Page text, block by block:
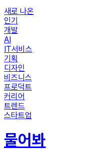
새로 나온
인기
개발
AI
IT서비스
기획
디자인
비즈니스
프로덕트
커리어
트렌드
스타트업
물어봐